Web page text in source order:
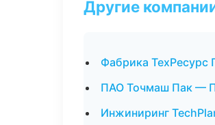
Другие
Фабрика
ПАО Точмаш Пак —
Инжиниринг